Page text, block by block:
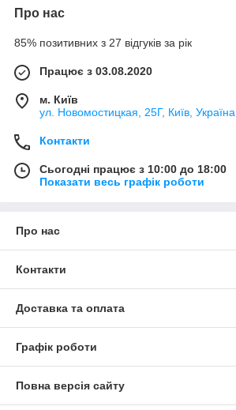
Про нас
85% позитивних з 27 відгуків за рік
Працює з 03.08.2020
м. Київ
ул. Новомостицкая, 25Г, Київ, Україна
Контакти
Сьогодні працює з 10:00 до 18:00
Показати весь графік роботи
Про нас
Контакти
Доставка та оплата
Графік роботи
Повна версія сайту